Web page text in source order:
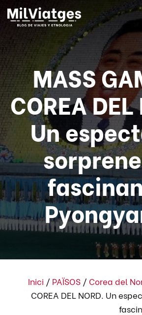
MASS
COREA
Un
Inici / PAÏSOS / Corea del
COREA DEL NORD. Un